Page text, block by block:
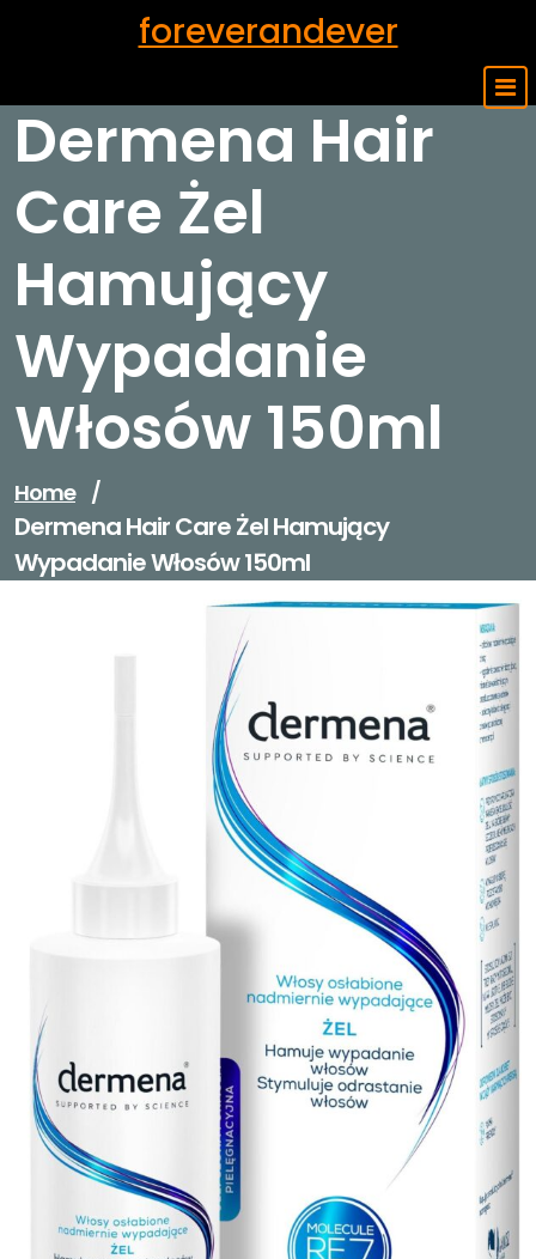
foreverandever
Dermena Hair
Care Żel
Hamujący
Wypadanie
Włosów 150ml
Home /
Dermena Hair Care Żel Hamujący
Wypadanie Włosów 150ml